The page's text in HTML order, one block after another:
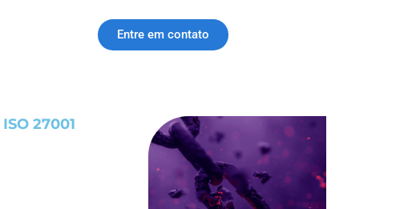
Entre em contato
27001